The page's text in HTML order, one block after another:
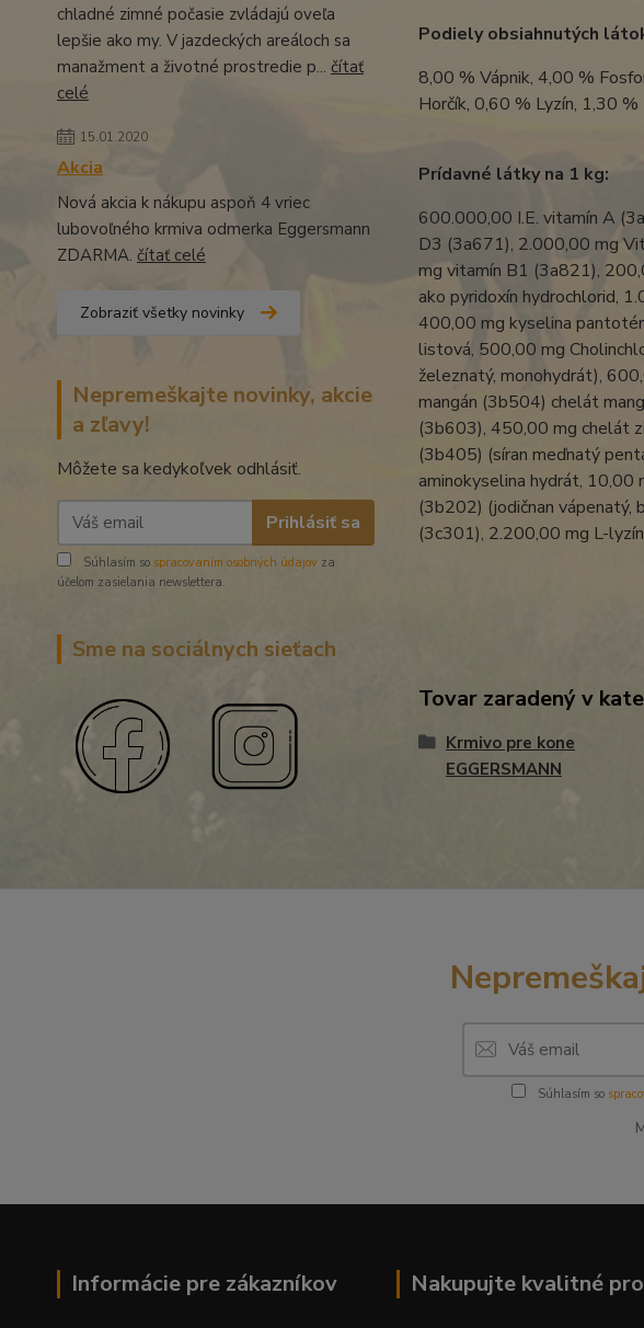
chladné zimné počasie zvládajú oveľa
lepšie ako my. V jazdeckých areáloch sa
manažment a životné prostredie p... čítať
celé
15.01.2020
Akcia
Nová akcia k nákupu aspoň 4 vriec
lubovoľného krmiva odmerka Eggersmann
ZDARMA. čítať celé
Zobraziť všetky novinky
Nepremeškajte novinky, akcie
a zľavy!
Môžete sa kedykoľvek odhlásiť.
Prihlásiť sa
Súhlasím so spracovaním osobných údajov za
účelom zasielania newslettera.
Sme na sociálnych sieťach
Podiely obsiahnutých
8,00 % Vápnik, 4,00 %
Horčík, 0,60 % Lyzín, 1,30
Prídavné látky na 1 kg:
600.000,00 I.E. vitamín A
D3 (3a671), 2.000,00 mg
mg vitamín B1 (3a821),
ako pyridoxín hydrochlorid,
400,00 mg kyselina
listová, 500,00 mg
železnatý, monohydrát),
mangán (3b504) chelát
(3b603), 450,00 mg chelát
(3b405) (síran meďnatý
aminokyselina hydrát, 10,00
(3b202) (jodičnan vápenatý,
(3c301), 2.200,00 mg L-
Tovar zaradený v
Krmivo pre kone
EGGERSMANN
Súhlasím so
Informácie pre zákazníkov Nakupujte kvalitné